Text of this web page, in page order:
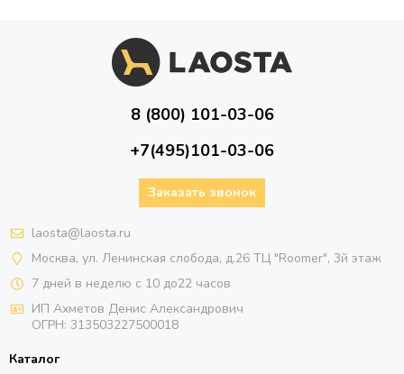
8 (800) 101-03-06
+7(495)101-03-06
Заказать звонок
laosta@laosta.ru
Москва, ул. Ленинская слобода, д.26 ТЦ "Roomer", 3й этаж
7 дней в неделю с 10 до22 часов
ИП Ахметов Денис Александрович
ОГРН: 313503227500018
Каталог